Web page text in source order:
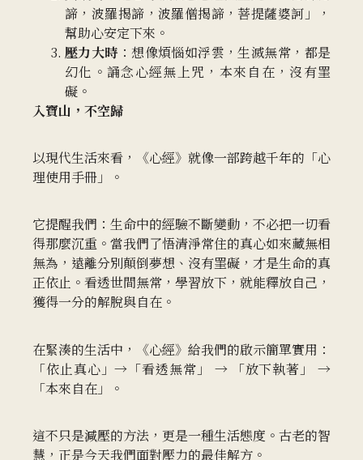
諦，波羅揭諦，波羅僧揭諦，菩提薩婆訶」，
幫助心安定下來。
壓力大時：想像煩惱如浮雲，生滅無常，都是
幻化。誦念心經無上咒，本來自在，沒有罣
礙。
入寶山，不空歸
以現代生活來看，《心經》就像一部跨越千年的「心
理使用手冊」。
它提醒我們：生命中的經驗不斷變動，不必把一切看
得那麼沉重。當我們了悟清淨常住的真心如來藏無相
無為，遠離分別顛倒夢想、沒有罣礙，才是生命的真
正依止。看透世間無常，學習放下，就能釋放自己，
獲得一分的解脫與自在。
在緊湊的生活中，《心經》給我們的啟示簡單實用：
「依止真心」→「看透無常」 → 「放下執著」 →
「本來自在」。
這不只是減壓的方法，更是一種生活態度。古老的智
慧，正是今天我們面對壓力的最佳解方。